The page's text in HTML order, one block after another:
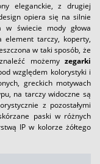
eleganckie, z drugiej
opiera się na silnie
w świecie mody głowa
element tarczy, koperty,
w taki sposób, że
możemy zegarki
względem kolorystyki i
greckich motywach
na tarczy widoczne są
z pozostałymi
paski w różnych
IP w kolorze żółtego